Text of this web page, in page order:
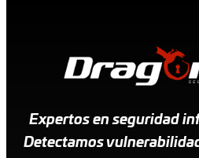
Expertos en seguridad
Detectamos